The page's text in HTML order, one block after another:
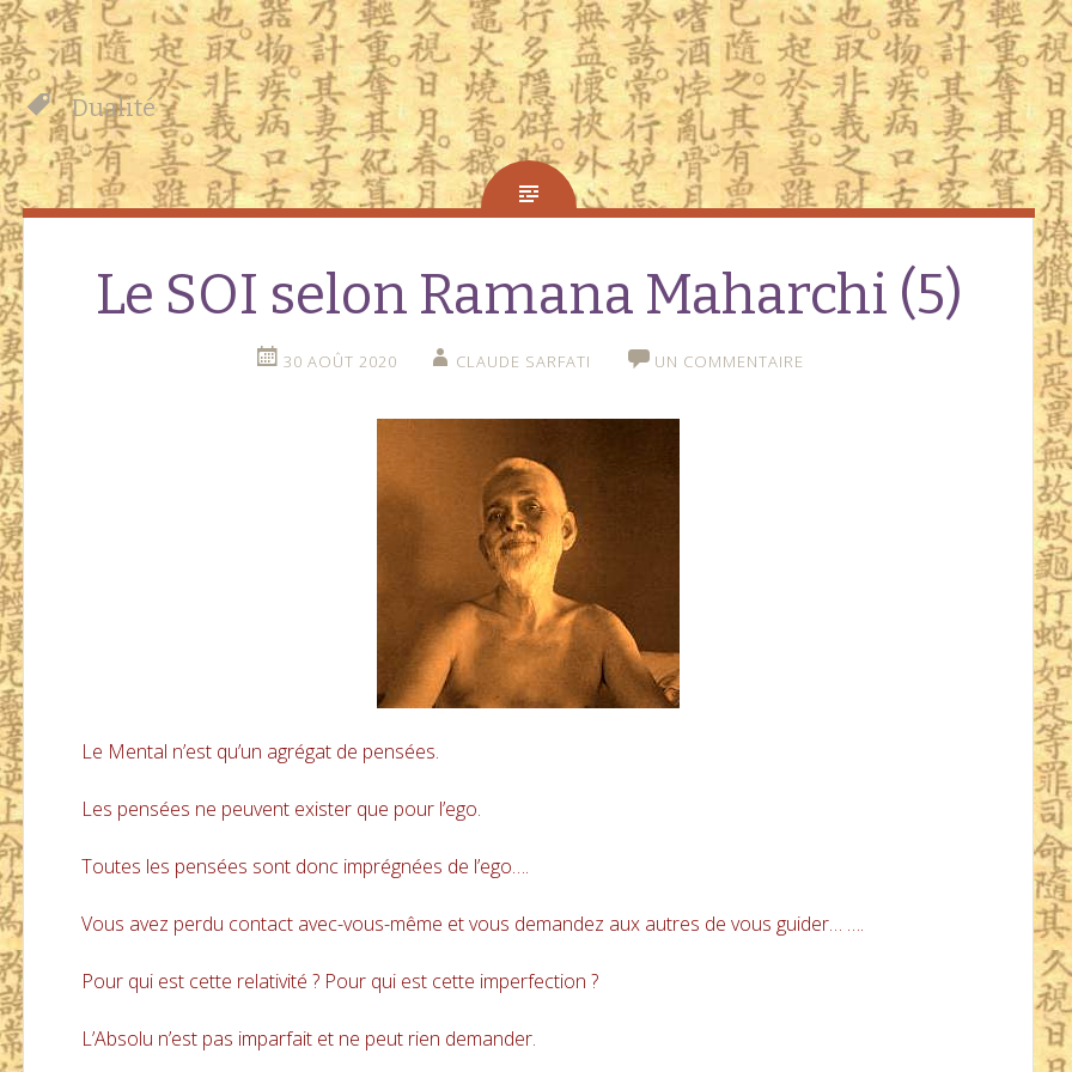
Dualité
Le SOI selon Ramana Maharchi (5)
30 AOÛT 2020 CLAUDE SARFATI UN COMMENTAIRE
Le Mental n’est qu’un agrégat de pensées.
Les pensées ne peuvent exister que pour l’ego.
Toutes les pensées sont donc imprégnées de l’ego….
Vous avez perdu contact avec-vous-même et vous demandez aux autres de vous guider… ….
Pour qui est cette relativité ? Pour qui est cette imperfection ?
L’Absolu n’est pas imparfait et ne peut rien demander.